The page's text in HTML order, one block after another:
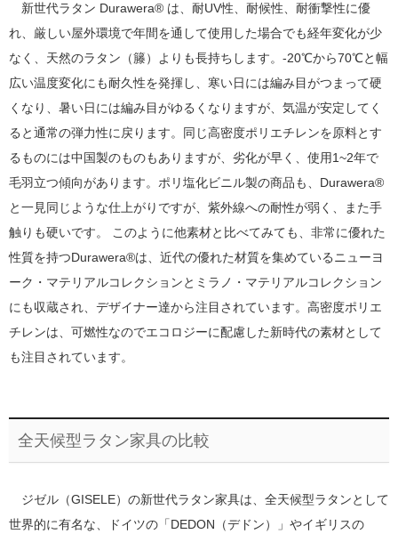
新世代ラタン Durawera® は、耐UV性、耐候性、耐衝撃性に優
れ、厳しい屋外環境で年間を通して使用した場合でも経年変化が少
なく、天然のラタン（籐）よりも長持ちします。-20℃から70℃と幅
広い温度変化にも耐久性を発揮し、寒い日には編み目がつまって硬
くなり、暑い日には編み目がゆるくなりますが、気温が安定してく
ると通常の弾力性に戻ります。同じ高密度ポリエチレンを原料とす
るものには中国製のものもありますが、劣化が早く、使用1~2年で
毛羽立つ傾向があります。ポリ塩化ビニル製の商品も、Durawera®
と一見同じような仕上がりですが、紫外線への耐性が弱く、また手
触りも硬いです。 このように他素材と比べてみても、非常に優れた
性質を持つDurawera®は、近代の優れた材質を集めているニューヨ
ーク・マテリアルコレクションとミラノ・マテリアルコレクション
にも収蔵され、デザイナー達から注目されています。高密度ポリエ
チレンは、可燃性なのでエコロジーに配慮した新時代の素材として
も注目されています。
全天候型ラタン家具の比較
ジゼル（GISELE）の新世代ラタン家具は、全天候型ラタンとして
世界的に有名な、ドイツの「DEDON（デドン）」やイギリスの